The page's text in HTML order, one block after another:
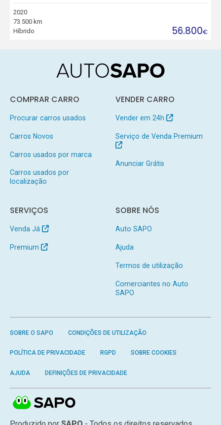
2020
73.500 km
Híbrido
56.800€
COMPRAR CARRO
Procurar carros usados
Carros Novos
Carros usados por marca
Carros usados por
localização
VENDER CARRO
Vender em 24h
Serviço de Venda Premium
Anunciar Grátis
SERVIÇOS
Venda Já
Premium
SOBRE NÓS
Auto SAPO
Ajuda
Termos de utilização
Comerciantes no Auto
SAPO
SOBRE O SAPO CONDIÇÕES DE UTILIZAÇÃO
POLÍTICA DE PRIVACIDADE RGPD SOBRE COOKIES
AJUDA DEFINIÇÕES DE PRIVACIDADE